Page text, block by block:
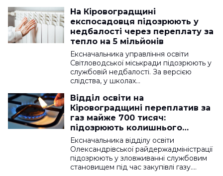
На Кіровоградщині
експосадовця підозрюють у
недбалості через переплату за
тепло на 5 мільйонів
Ексначальника управління освіти
Світловодської міськради підозрюють у
службовій недбалості. За версією
слідства, у школах…
Відділ освіти на
Кіровоградщині переплатив за
газ майже 700 тисяч:
підозрюють колишнього
начальника
Ексначальника відділу освіти
Олександрівської райдержадміністрації
підозрюють у зловживанні службовим
становищем під час закупівлі газу.…